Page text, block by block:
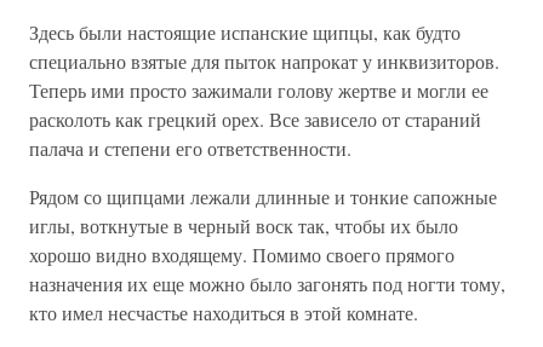
Здесь были настоящие испанские щипцы, как будто
специально взятые для пыток напрокат у инквизиторов.
Теперь ими просто зажимали голову жертве и могли ее
расколоть как грецкий орех. Все зависело от стараний
палача и степени его ответственности.
Рядом со щипцами лежали длинные и тонкие сапожные
иглы, воткнутые в черный воск так, чтобы их было
хорошо видно входящему. Помимо своего прямого
назначения их еще можно было загонять под ногти тому,
кто имел несчастье находиться в этой комнате.